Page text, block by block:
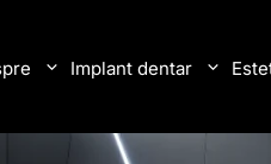
Implant dentar